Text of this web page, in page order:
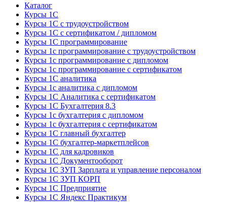
Каталог
Курсы 1С
Курсы 1С с трудоустройством
Курсы 1С с сертификатом / дипломом
Курсы 1С программирование
Курсы 1с программирование с трудоустройством
Курсы 1с программирование с дипломом
Курсы 1с программирование с сертификатом
Курсы 1С аналитика
Курсы 1с аналитика с дипломом
Курсы 1С Аналитика с сертификатом
Курсы 1С Бухгалтерия 8.3
Курсы 1с бухгалтерия с дипломом
Курсы 1с бухгалтерия с сертификатом
Курсы 1С главный бухгалтер
Курсы 1С бухгалтер-маркетплейсов
Курсы 1С для кадровиков
Курсы 1С Документооборот
Курсы 1С ЗУП Зарплата и управление персоналом
Курсы 1С ЗУП КОРП
Курсы 1С Предприятие
Курсы 1С Яндекс Практикум